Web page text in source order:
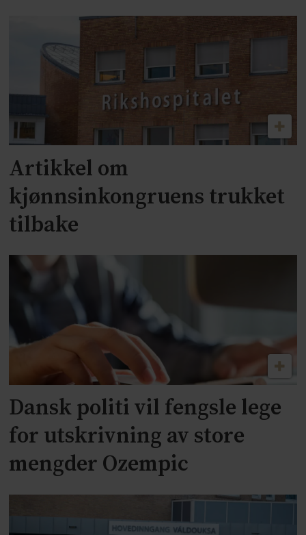
Artikkel om
kjønnsinkongruens trukket
tilbake
Dansk politi vil fengsle lege
for utskrivning av store
mengder Ozempic